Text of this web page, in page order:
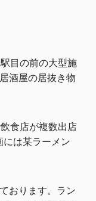
目の前の大型施
酒屋の居抜き物
食店が複数出店
には某ラーメン
おります。ラン